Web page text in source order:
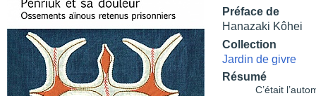
Préface de
Hanazaki Kôhei
Collection
Jardin de givre
Résumé
C’était